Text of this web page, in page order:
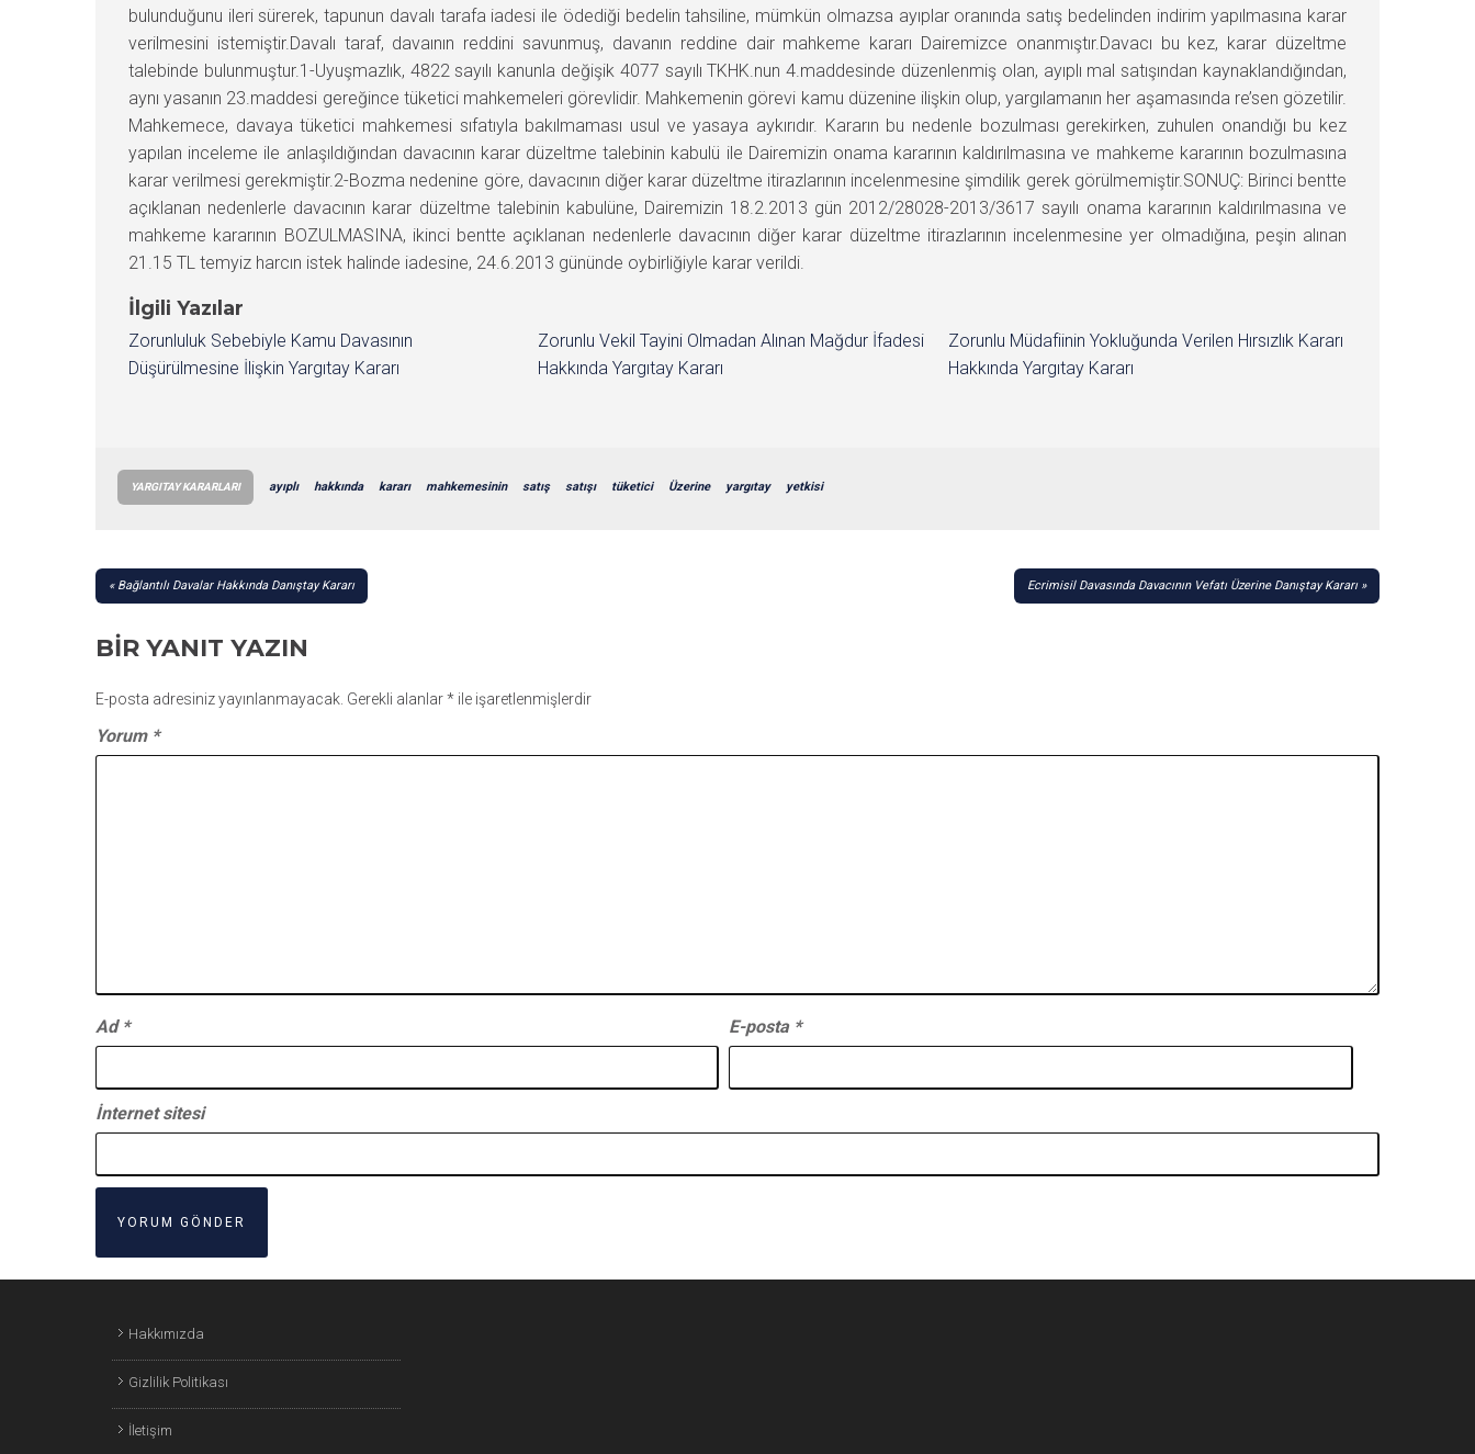
bulunduğunu ileri sürerek, tapunun davalı tarafa iadesi ile ödediği bedelin tahsiline, mümkün olmazsa ayıplar oranında satış bedelinden indirim yapılmasına karar
verilmesini istemiştir.Davalı taraf, davaının reddini savunmuş, davanın reddine dair mahkeme kararı Dairemizce onanmıştır.Davacı bu kez, karar düzeltme
talebinde bulunmuştur.1-Uyuşmazlık, 4822 sayılı kanunla değişik 4077 sayılı TKHK.nun 4.maddesinde düzenlenmiş olan, ayıplı mal satışından kaynaklandığından,
aynı yasanın 23.maddesi gereğince tüketici mahkemeleri görevlidir. Mahkemenin görevi kamu düzenine ilişkin olup, yargılamanın her aşamasında re’sen gözetilir.
Mahkemece, davaya tüketici mahkemesi sıfatıyla bakılmaması usul ve yasaya aykırıdır. Kararın bu nedenle bozulması gerekirken, zuhulen onandığı bu kez
yapılan inceleme ile anlaşıldığından davacının karar düzeltme talebinin kabulü ile Dairemizin onama kararının kaldırılmasına ve mahkeme kararının bozulmasına
karar verilmesi gerekmiştir.2-Bozma nedenine göre, davacının diğer karar düzeltme itirazlarının incelenmesine şimdilik gerek görülmemiştir.SONUÇ: Birinci bentte
açıklanan nedenlerle davacının karar düzeltme talebinin kabulüne, Dairemizin 18.2.2013 gün 2012/28028-2013/3617 sayılı onama kararının kaldırılmasına ve
mahkeme kararının BOZULMASINA, ikinci bentte açıklanan nedenlerle davacının diğer karar düzeltme itirazlarının incelenmesine yer olmadığına, peşin alınan
21.15 TL temyiz harcın istek halinde iadesine, 24.6.2013 gününde oybirliğiyle karar verildi.
İlgili Yazılar
Zorunluluk Sebebiyle Kamu Davasının
Düşürülmesine İlişkin Yargıtay Kararı
Zorunlu Vekil Tayini Olmadan Alınan Mağdur İfadesi
Hakkında Yargıtay Kararı
Zorunlu Müdafiinin Yokluğunda Verilen Hırsızlık Kararı
Hakkında Yargıtay Kararı
YARGITAY KARARLARI ayıplı hakkında kararı mahkemesinin satış satışı tüketici Üzerine yargıtay yetkisi
YAZI
Bağlantılı Davalar Hakkında Danıştay Kararı Ecrimisil Davasında Davacının Vefatı Üzerine Danıştay Kararı
BIR YANIT YAZIN
E-posta adresiniz yayınlanmayacak. Gerekli alanlar* ile işaretlenmişlerdir
Yorum *
Ad * E-posta *
İnternet sitesi
Hakkımızda
Gizlilik Politikası
İletişim